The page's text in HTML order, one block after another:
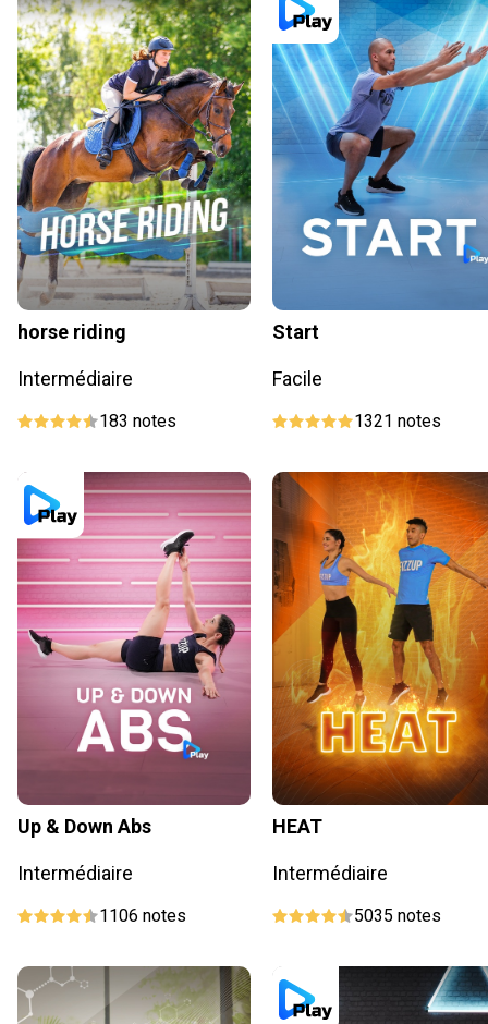
horse riding
Intermédiaire
183 notes
Start
Facile
1321 notes
Up & Down Abs
Intermédiaire
1106 notes
HEAT
Intermédiaire
5035 notes